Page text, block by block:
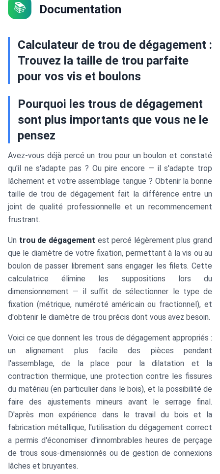
📚 Documentation
Calculateur de trou de dégagement :
Trouvez la taille de trou parfaite
pour vos vis et boulons
Pourquoi les trous de dégagement
sont plus importants que vous ne le
pensez
Avez-vous déjà percé un trou pour un boulon et constaté
qu'il ne s'adapte pas ? Ou pire encore — il s'adapte trop
lâchement et votre assemblage tangue ? Obtenir la bonne
taille de trou de dégagement fait la différence entre un
joint de qualité professionnelle et un recommencement
frustrant.
Un trou de dégagement est percé légèrement plus grand
que le diamètre de votre fixation, permettant à la vis ou au
boulon de passer librement sans engager les filets. Cette
calculatrice élimine les suppositions lors du
dimensionnement — il suffit de sélectionner le type de
fixation (métrique, numéroté américain ou fractionnel), et
d'obtenir le diamètre de trou précis dont vous avez besoin.
Voici ce que donnent les trous de dégagement appropriés :
un alignement plus facile des pièces pendant
l'assemblage, de la place pour la dilatation et la
contraction thermique, une protection contre les fissures
du matériau (en particulier dans le bois), et la possibilité de
faire des ajustements mineurs avant le serrage final.
D'après mon expérience dans le travail du bois et la
fabrication métallique, l'utilisation du dégagement correct
a permis d'économiser d'innombrables heures de perçage
de trous sous-dimensionnés ou de gestion de connexions
lâches et bruyantes.